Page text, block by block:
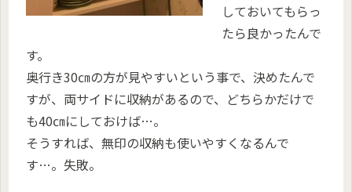
しておいてもらっ
たら良かったんで
す。
奥行き30㎝の方が見やすいという事で、決めたんで
すが、両サイドに収納があるので、どちらかだけで
も40㎝にしておけば…。
そうすれば、無印の収納も使いやすくなるんで
す…。失敗。